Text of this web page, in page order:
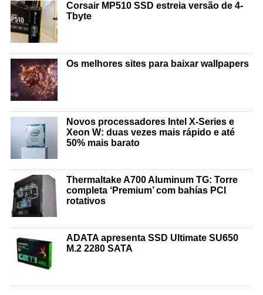
Corsair MP510 SSD estreia versão de 4-
Tbyte
Os melhores sites para baixar wallpapers
Novos processadores Intel X-Series e
Xeon W: duas vezes mais rápido e até
50% mais barato
Thermaltake A700 Aluminum TG: Torre
completa ‘Premium’ com bahías PCI
rotativos
ADATA apresenta SSD Ultimate SU650
M.2 2280 SATA